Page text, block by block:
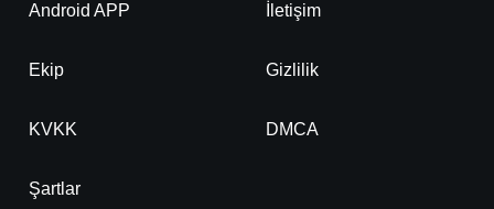
Android APP İletişim
Ekip Gizlilik
KVKK DMCA
Şartlar